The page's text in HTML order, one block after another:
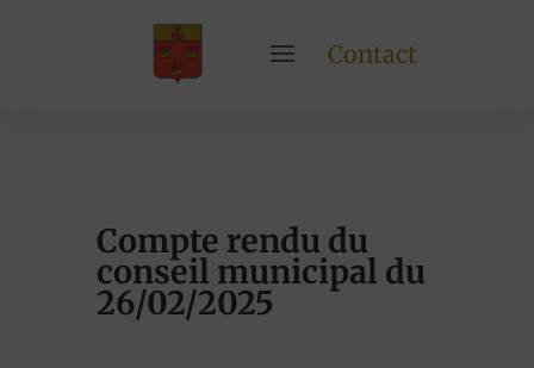
Contact
Compte rendu du
conseil municipal du
26/02/2025